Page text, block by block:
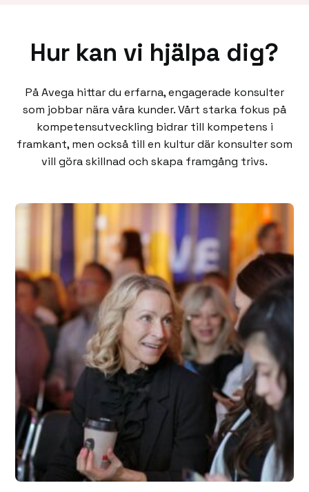
Hur kan vi hjälpa dig?
På Avega hittar du erfarna, engagerade konsulter
som jobbar nära våra kunder. Vårt starka fokus på
kompetensutveckling bidrar till kompetens i
framkant, men också till en kultur där konsulter som
vill göra skillnad och skapa framgång trivs.